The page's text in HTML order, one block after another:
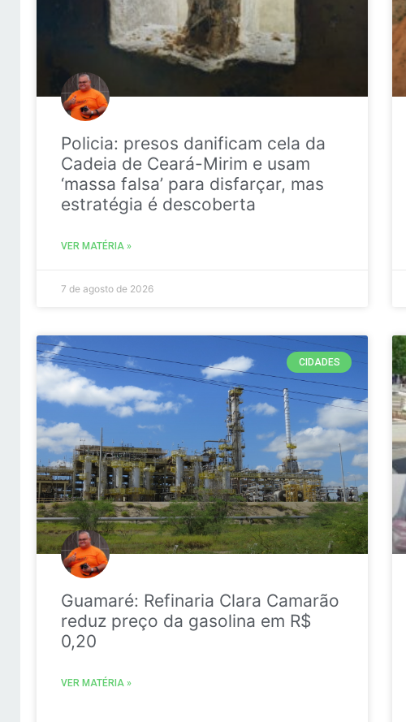
Policia: presos danificam cela da
Cadeia de Ceará-Mirim e usam
‘massa falsa’ para disfarçar, mas
estratégia é descoberta
VER MATÉRIA »
7 de agosto de 2026
CIDADES
Guamaré: Refinaria Clara Camarão
reduz preço da gasolina em R$
0,20
VER MATÉRIA »